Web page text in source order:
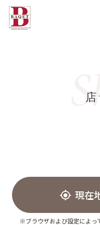
現在
※ブラウザおよび設定によっ